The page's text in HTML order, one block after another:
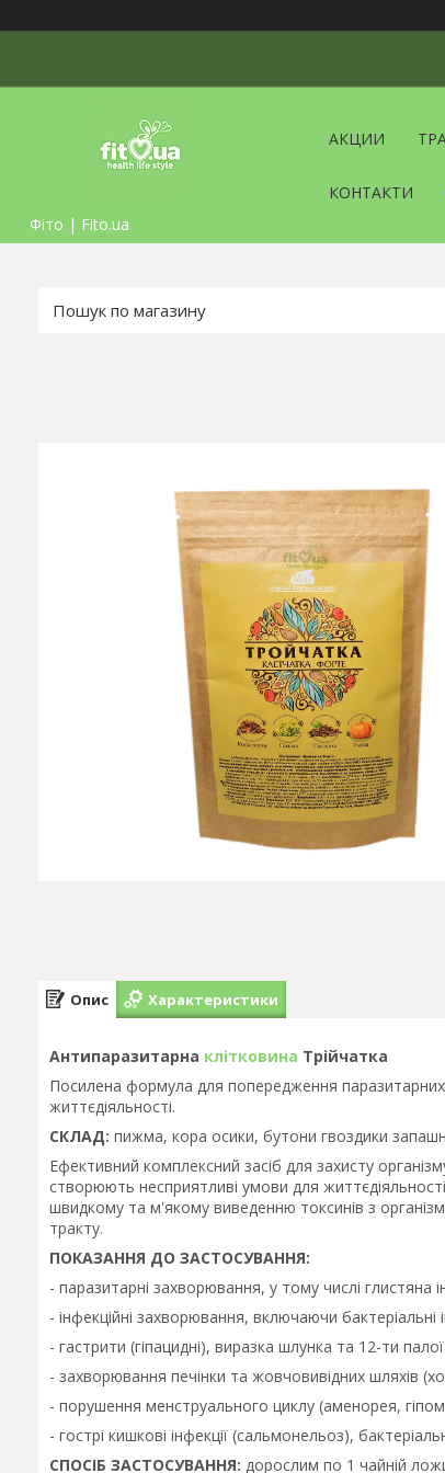
Фіто | Fito.ua
АКЦИИ
КОНТАКТИ
Опис Характеристики
Антипаразитарна клітковина Трійчатка
Посилена формула для попередження паразитарних
життєдіяльності.
СКЛАД: пижма, кора осики, бутони гвоздики
Ефективний комплексний засіб для захисту
створюють несприятливі умови для
швидкому та м'якому виведенню токсинів з
тракту.
ПОКАЗАННЯ ДО ЗАСТОСУВАННЯ:
- паразитарні захворювання, у тому числі глистяна
- інфекційні захворювання, включаючи бактеріальні
- гастрити (гіпацидні), виразка шлунка та 12-ти
- захворювання печінки та жовчовивідних шляхів
- порушення менструального циклу (аменорея,
- гострі кишкові інфекції (сальмонельоз),
СПОСІБ ЗАСТОСУВАННЯ: дорослим по 1 чайній